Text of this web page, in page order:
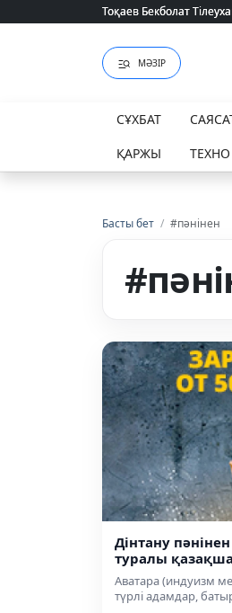
Тоқаев Бекболат
Тоқаев Бекболат
МӘЗІР
СҰХБАТ
ҚАРЖЫ
ТЕХНО
Басты бет / #пәнінен
Дінтану
туралы қазақша
Аватара (индуизм
түрлі адамдар,